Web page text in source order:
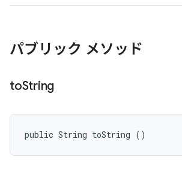
パブリック メソッド
toString
public String toString ()